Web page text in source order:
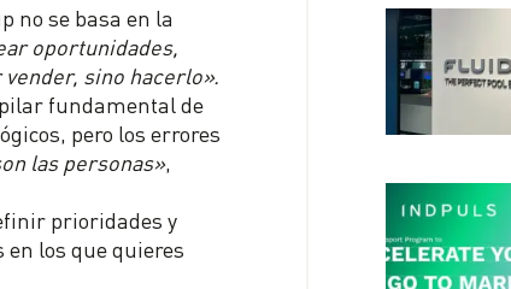
no se basa en la
oportunidades,
sino hacerlo».
fundamental de
pero los errores
las personas»,
prioridades y
los que quieres